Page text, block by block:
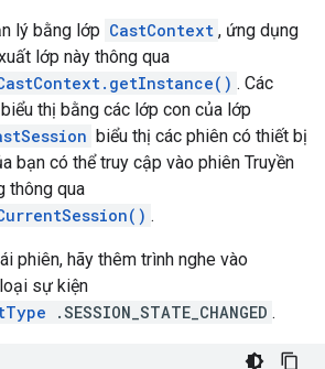
lý bằng lớp CastContext , ứng dụng
lớp này thông qua
. Các
thị bằng các lớp con của lớp
biểu thị các phiên có thiết bị
bạn có thể truy cập vào phiên Truyền
thông qua
.
phiên, hãy thêm trình nghe vào
sự kiện
.SESSION_STATE_CHANGED .